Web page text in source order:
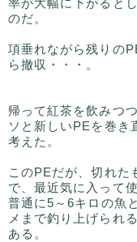
率が大幅に下がると
のだ。
項垂れながら残りの
ら撤収・・・。
帰って紅茶を飲みつ
ソと新しいPEを巻き
考えた。
このPEだが、切れた
で、最近気に入って
普通に5～6キロの魚
メまで釣り上げられ
ある。